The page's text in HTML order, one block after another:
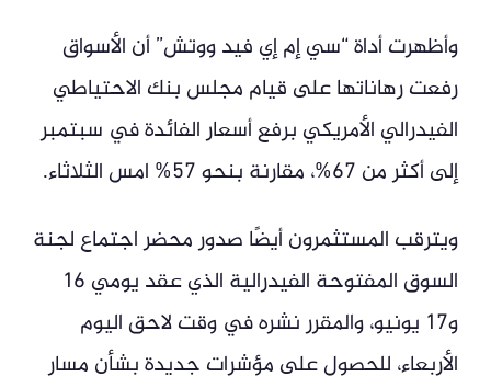
وأظهرت أداة “سي إم إي فيد ووتش” أن الأسواق
رفعت رهاناتها على قيام مجلس بنك الاحتياطي
الفيدرالي الأمريكي برفع أسعار الفائدة في سبتمبر
إلى أكثر من 67%، مقارنة بنحو 57% امس الثلاثاء.
ويترقب المستثمرون أيضًا صدور محضر اجتماع لجنة
السوق المفتوحة الفيدرالية الذي عقد يومي 16
و17 يونيو، والمقرر نشره في وقت لاحق اليوم
الأربعاء، للحصول على مؤشرات جديدة بشأن مسار